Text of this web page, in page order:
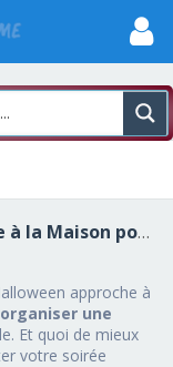
Les Meilleurs Escape Games à Faire à la Maison pour Halloween
approche à
une
Et quoi de mieux
votre soirée